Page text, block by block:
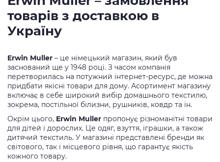
товарів з доставкою в
Україну
Erwin Muller – це німецький магазин, який був
заснований ще у 1948 році. З часом компанія
перетворилась на потужний інтернет-ресурс, де можна
придбати якісні товари для дому. Асортимент магазину
включає в себе широкий вибір домашнього текстилю,
зокрема, постільної білизни, рушників, ковдр та ін.
Окрім цього, Erwin Muller пропонує різноманітні товари
для дітей і дорослих. Це одяг, взуття, іграшки, а також
дитячий текстиль. У магазині представлені бренди як
світового, так і місцевого рівня, що гарантує якість
кожного товару.